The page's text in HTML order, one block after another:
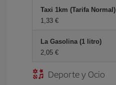
Taxi 1km (Tarifa Normal)
1,33 €
La Gasolina (1 litro)
2,05 €
Deporte y Ocio